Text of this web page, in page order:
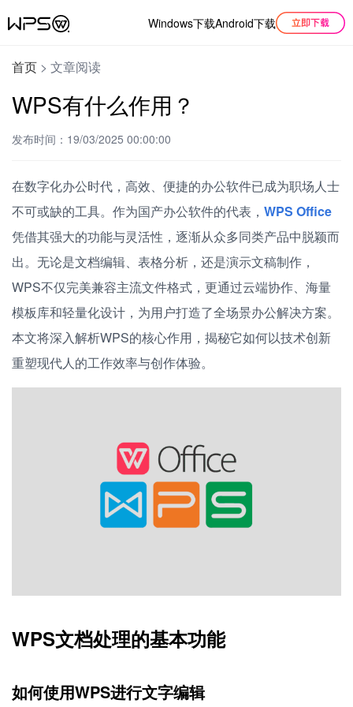
Windows下载Android下载
首页 > 文章阅读
WPS有什么作用？
发布时间：19/03/2025 00:00:00
在数字化办公时代，高效、便捷的办公软件已成为职场人士
不可或缺的工具。作为国产办公软件的代表， WPS Office
凭借其强大的功能与灵活性，逐渐从众多同类产品中脱颖而
出。无论是文档编辑、表格分析，还是演示文稿制作，
WPS不仅完美兼容主流文件格式，更通过云端协作、海量
模板库和轻量化设计，为用户打造了全场景办公解决方案。
本文将深入解析WPS的核心作用，揭秘它如何以技术创新
重塑现代人的工作效率与创作体验。
WPS文档处理的基本功能
如何使用WPS进行文字编辑